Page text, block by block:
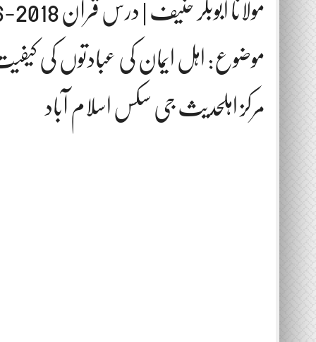
مولانا ابوبکر حنیف | درس قرآن 2018-06-09
موضوع: اہل ایمان کی عبادتوں کی
مرکز اہلحدیث جی سکس اسلام آباد